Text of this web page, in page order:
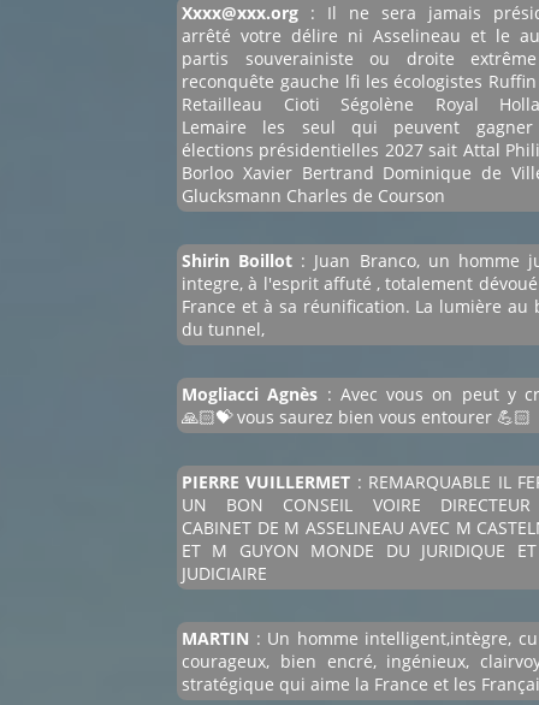
Xxxx@xxx.org : Il ne sera jamais
arrêté votre délire ni Asselineau et le
partis souverainiste ou droite
reconquête gauche lfi les écologistes Ruffin
Retailleau Cioti Ségolène Royal
Lemaire les seul qui peuvent
élections présidentielles 2027 sait Attal
Borloo Xavier Bertrand Dominique de
Glucksmann Charles de Courson
Shirin Boillot : Juan Branco, un homme
integre, à l'esprit affuté , totalement
France et à sa réunification. La lumière au
du tunnel,
Mogliacci Agnès : Avec vous on peut y
🙏🏻💝 vous saurez bien vous entourer 💪🏻
PIERRE VUILLERMET : REMARQUABLE IL
UN BON CONSEIL VOIRE
CABINET DE M ASSELINEAU AVEC M
ET M GUYON MONDE DU JURIDIQUE
JUDICIAIRE
MARTIN : Un homme intelligent,intègre,
courageux, bien encré, ingénieux,
stratégique qui aime la France et les